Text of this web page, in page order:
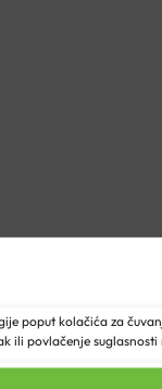
poput kolačića za
ili povlačenje